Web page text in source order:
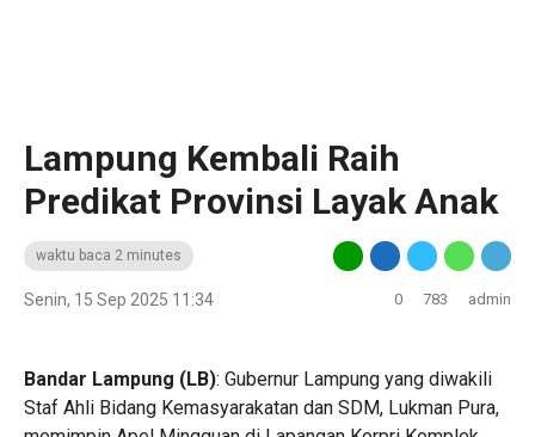
‎Lampung Kembali Raih
Predikat Provinsi Layak Anak
waktu baca 2 minutes
Senin, 15 Sep 2025 11:34 0 783 admin
‎Bandar Lampung (LB): Gubernur Lampung yang diwakili
Staf Ahli Bidang Kemasyarakatan dan SDM, Lukman Pura,